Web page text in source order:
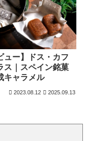
ュー】ドス・カフ
ス｜スペイン銘菓
キャラメル
2023.08.12 2025.09.13